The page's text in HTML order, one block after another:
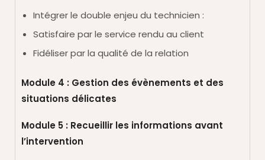
Intégrer le double enjeu du technicien :
Satisfaire par le service rendu au client
Fidéliser par la qualité de la relation
Module 4 : Gestion des évènements et des
situations délicates
Module 5 : Recueillir les informations avant
l’intervention